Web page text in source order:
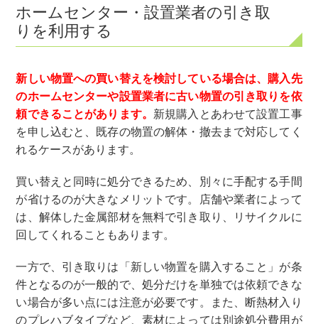
ホームセンター・設置業者の引き取
りを利用する
新しい物置への買い替えを検討している場合は、購入先
のホームセンターや設置業者に古い物置の引き取りを依
頼できることがあります。 新規購入とあわせて設置工事
を申し込むと、既存の物置の解体・撤去まで対応してく
れるケースがあります。
買い替えと同時に処分できるため、別々に手配する手間
が省けるのが大きなメリットです。店舗や業者によって
は、解体した金属部材を無料で引き取り、リサイクルに
回してくれることもあります。
一方で、引き取りは「新しい物置を購入すること」が条
件となるのが一般的で、処分だけを単独では依頼できな
い場合が多い点には注意が必要です。また、断熱材入り
のプレハブタイプなど、素材によっては別途処分費用が